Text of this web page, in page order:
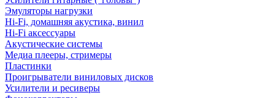
Эмуляторы нагрузки
Hi-Fi, домашняя акустика, винил
Hi-Fi аксессуары
Акустические системы
Медиа плееры, стримеры
Пластинки
Проигрыватели виниловых дисков
Усилители и ресиверы